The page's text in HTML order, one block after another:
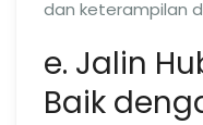
dan keterampilan
e. Jalin
Baik